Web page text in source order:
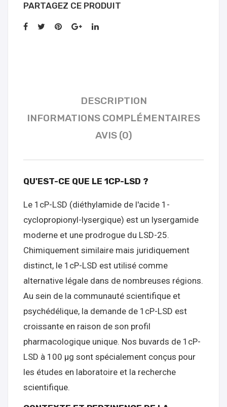
PARTAGEZ CE PRODUIT
DESCRIPTION
INFORMATIONS COMPLÉMENTAIRES
AVIS (0)
QU'EST-CE QUE LE 1CP-LSD ?
Le 1cP-LSD (diéthylamide de l'acide 1-
cyclopropionyl-lysergique) est un lysergamide
moderne et une prodrogue du LSD-25.
Chimiquement similaire mais juridiquement
distinct, le 1cP-LSD est utilisé comme
alternative légale dans de nombreuses régions.
Au sein de la communauté scientifique et
psychédélique, la demande de 1cP-LSD est
croissante en raison de son profil
pharmacologique unique. Nos buvards de 1cP-
LSD à 100 µg sont spécialement conçus pour
les études en laboratoire et la recherche
scientifique.